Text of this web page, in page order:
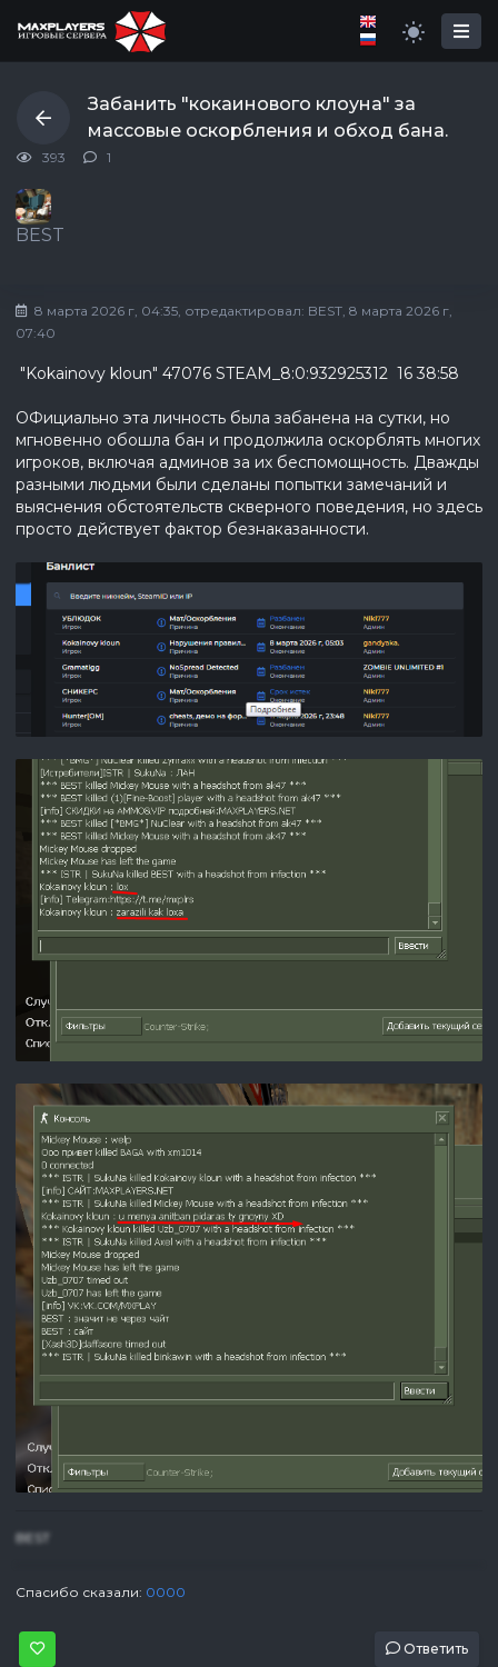
Забанить "кокаинового клоуна" за
массовые оскорбления и обход бана.
393 1
BEST
8 марта 2026 г, 04:35, отредактировал: BEST, 8 марта 2026 г,
07:40
"Kokainovy kloun" 47076 STEAM_8:0:932925312 16 38:58
ОФициально эта личность была забанена на сутки, но
мгновенно обошла бан и продолжила оскорблять многих
игроков, включая админов за их беспомощность. Дважды
разными людьми были сделаны попытки замечаний и
выяснения обстоятельств скверного поведения, но здесь
просто действует фактор безнаказанности.
BEST
Спасибо сказали: 0000
Ответить